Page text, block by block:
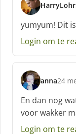
HarryLohr
s
h
r
e
f
:
yumyum! Dit
Login om te
anna
s
c
h
r
e
24
En dan nog
voor wakker
Login om te